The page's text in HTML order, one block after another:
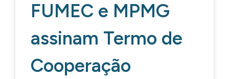
FUMEC e MPMG
assinam Termo de
Cooperação